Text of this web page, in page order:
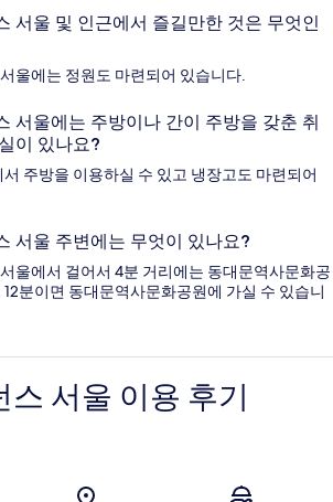
서울 및 인근에서 즐길만한 것은 무엇인
울에는 정원도 마련되어 있습니다.
서울에는 주방이나 간이 주방을 갖춘 취
이 있나요?
주방을 이용하실 수 있고 냉장고도 마련되어
서울 주변에는 무엇이 있나요?
울에서 걸어서 4분 거리에는 동대문역사문화공
분이면 동대문역사문화공원에 가실 수 있습니
스 서울 이용 후기